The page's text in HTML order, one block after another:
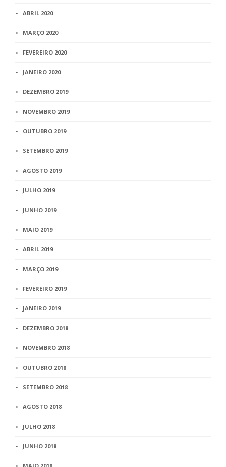
ABRIL 2020
MARÇO 2020
FEVEREIRO 2020
JANEIRO 2020
DEZEMBRO 2019
NOVEMBRO 2019
OUTUBRO 2019
SETEMBRO 2019
AGOSTO 2019
JULHO 2019
JUNHO 2019
MAIO 2019
ABRIL 2019
MARÇO 2019
FEVEREIRO 2019
JANEIRO 2019
DEZEMBRO 2018
NOVEMBRO 2018
OUTUBRO 2018
SETEMBRO 2018
AGOSTO 2018
JULHO 2018
JUNHO 2018